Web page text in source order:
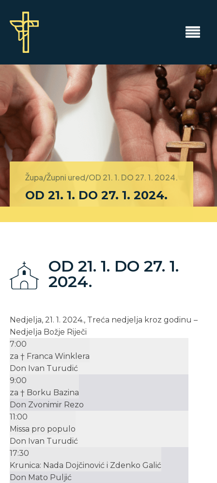
Župa/Župni ured/OD 21. 1. DO 27. 1. 2024.
OD 21. 1. DO 27. 1. 2024.
OD 21. 1. DO 27. 1.
2024.
Nedjelja, 21. 1. 2024., Treća nedjelja kroz godinu –
Nedjelja Božje Riječi
7:00
za † Franca Winklera
Don Ivan Turudić
9:00
za † Borku Bazina
Don Zvonimir Rezo
11:00
Missa pro populo
Don Ivan Turudić
17:30
Krunica: Nada Dojčinović i Zdenko Galić
Don Mato Puljić